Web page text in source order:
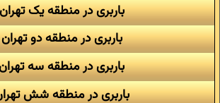
باربری در منطقه یک
باربری در منطقه دو تهران
باربری در منطقه سه
باربری در منطقه شش